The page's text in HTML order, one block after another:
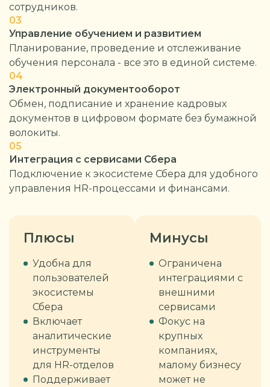
сотрудников.
03
Управление обучением и развитием
Планирование, проведение и отслеживание
обучения персонала - все это в единой системе.
04
Электронный документооборот
Обмен, подписание и хранение кадровых
документов в цифровом формате без бумажной
волокиты.
05
Интеграция с сервисами Сбера
Подключение к экосистеме Сбера для удобного
управления HR-процессами и финансами.
Плюсы
Удобна для
пользователей
экосистемы
Сбера
Включает
аналитические
инструменты
для HR-отделов
Поддерживает
Минусы
Ограничена
интеграциями с
внешними
сервисами
Фокус на
крупных
компаниях,
малому бизнесу
может не